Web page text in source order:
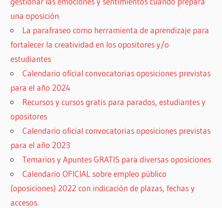
una oposición
La parafraseo como herramienta de aprendizaje para
fortalecer la creatividad en los opositores y/o
estudiantes
Calendario oficial convocatorias oposiciones previstas
para el año 2024
Recursos y cursos gratis para parados, estudiantes y
opositores
Calendario oficial convocatorias oposiciones previstas
para el año 2023
Temarios y Apuntes GRATIS para diversas oposiciones
Calendario OFICIAL sobre empleo público
(oposiciones) 2022 con indicación de plazas, fechas y
accesos.